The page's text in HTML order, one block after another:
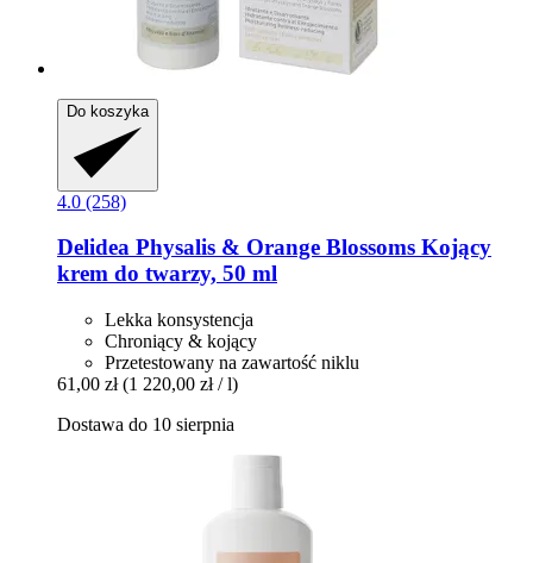
Do koszyka
4.0 (258)
Delidea Physalis & Orange Blossoms Kojący
krem do twarzy, 50 ml
Lekka konsystencja
Chroniący & kojący
Przetestowany na zawartość niklu
61,00 zł (1 220,00 zł / l)
Dostawa do 10 sierpnia